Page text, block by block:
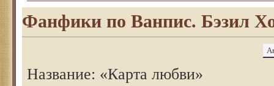
Фанфики по Ванпис. Бэзил
Название: «Карта любви»